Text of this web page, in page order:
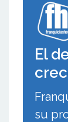
El
su